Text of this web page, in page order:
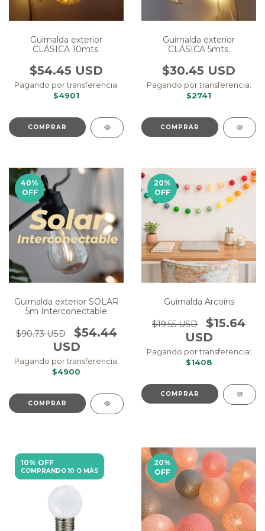
Guirnalda exterior
CLÁSICA 10mts.
$54.45 USD
Pagando por transferencia:
$4901
COMPRAR
Guirnalda exterior
CLÁSICA 5mts.
$30.45 USD
Pagando por transferencia:
$2741
COMPRAR
40%
OFF
Guirnalda exterior SOLAR
5m Interconectable
$90.73 USD
$54.44
USD
Pagando por transferencia:
$4900
20%
OFF
Guirnalda Arcoíris
$19.55 USD
$15.64
USD
Pagando por transferencia:
$1408
COMPRAR
10% OFF
COMPRANDO 10 O MÁS
20%
OFF